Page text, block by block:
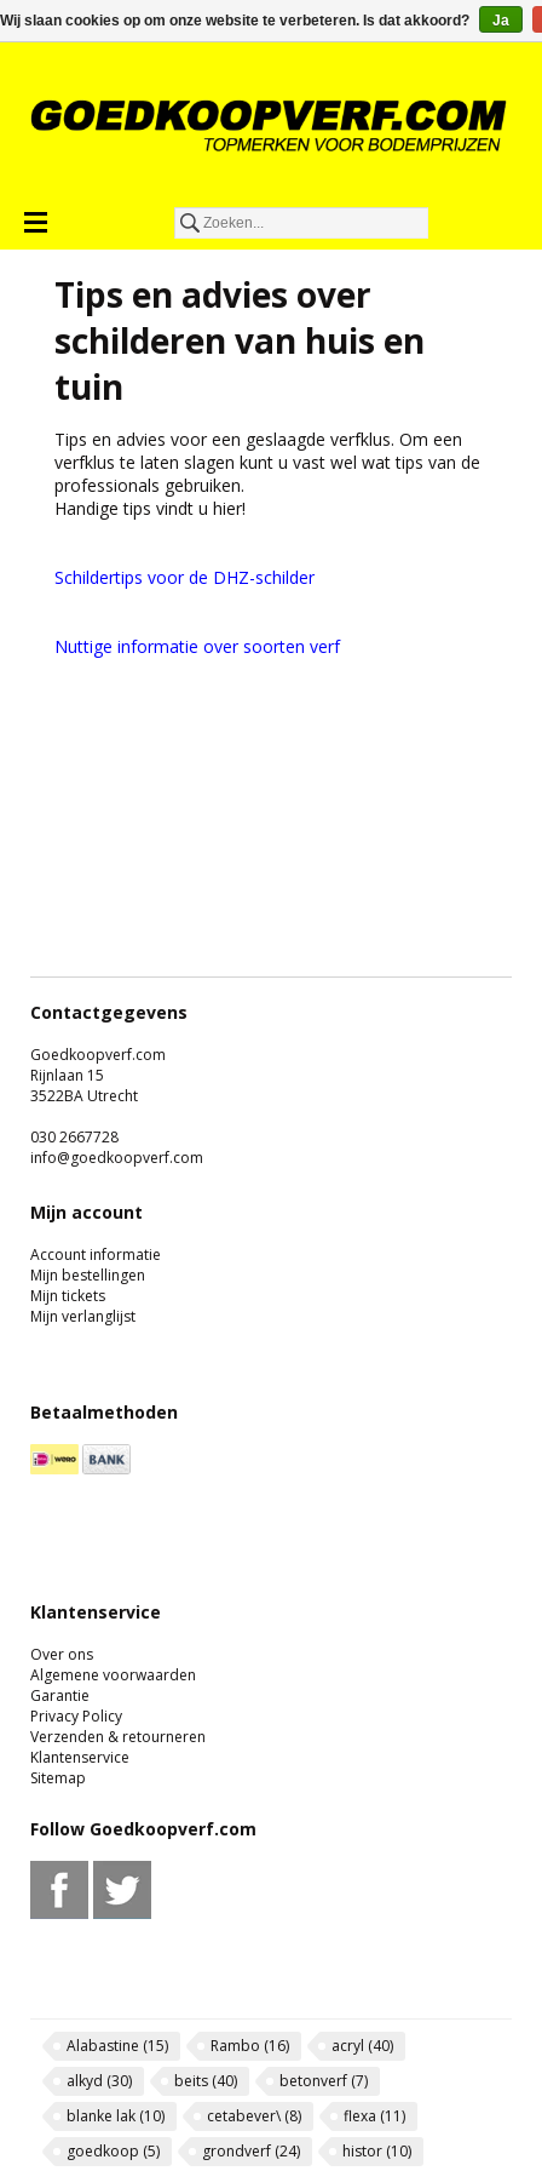
€0,00
Tips en advies over
schilderen van huis en
tuin
Tips en advies voor een geslaagde verfklus. Om een
verfklus te laten slagen kunt u vast wel wat tips van de
professionals gebruiken.
Handige tips vindt u hier!
Schildertips voor de DHZ-schilder
Nuttige informatie over soorten verf
Contactgegevens
Goedkoopverf.com
Rijnlaan 15
3522BA Utrecht
030 2667728
info@goedkoopverf.com
Mijn account
Account informatie
Mijn bestellingen
Mijn tickets
Mijn verlanglijst
Betaalmethoden
Klantenservice
Over ons
Algemene voorwaarden
Garantie
Privacy Policy
Verzenden & retourneren
Klantenservice
Sitemap
Follow Goedkoopverf.com
Alabastine (15) Rambo (16) acryl (40)
alkyd (30) beits (40) betonverf (7)
blanke lak (10) cetabever\(8) flexa (11)
goedkoop (5) grondverf (24) histor (10)
Wij slaan cookies op om onze website te verbeteren. Is dat akkoord? Ja